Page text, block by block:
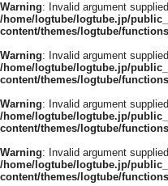
Warning: Invalid argument
/home/logtube/logtube.jp/
content/themes/logtube/
Warning: Invalid argument
/home/logtube/logtube.jp/
content/themes/logtube/
Warning: Invalid argument
/home/logtube/logtube.jp/
content/themes/logtube/
Warning: Invalid argument
/home/logtube/logtube.jp/
content/themes/logtube/